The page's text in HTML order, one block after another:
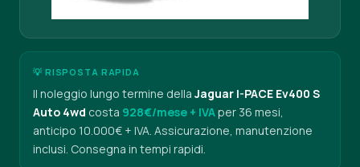
💡 RISPOSTA RAPIDA
Il noleggio lungo termine della Jaguar I-PACE Ev400 S
Auto 4wd costa 928€/mese + IVAper 36 mesi,
anticipo 10.000€ + IVA. Assicurazione, manutenzione
inclusi. Consegna in tempi rapidi.